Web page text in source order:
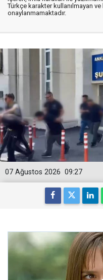
Türkçe karakter kullanılmayan
onaylanmamaktadır.
09:27
07 Ağustos 2026